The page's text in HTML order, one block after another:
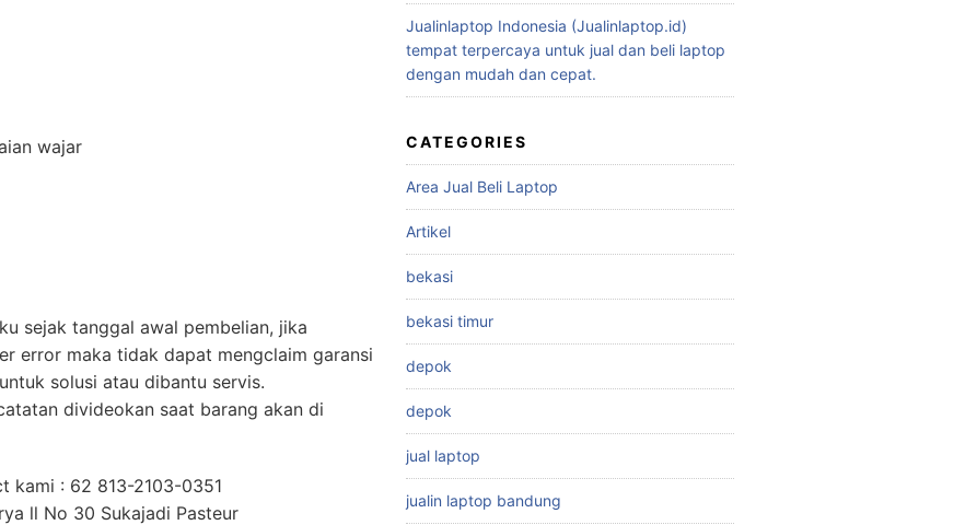
wajar
sejak tanggal awal pembelian, jika
error maka tidak dapat mengclaim garansi
solusi atau dibantu servis.
divideokan saat barang akan di
kami : 62 813-2103-0351
ll No 30 Sukajadi Pasteur
Jualinlaptop Indonesia (Jualinlaptop.id)
tempat terpercaya untuk jual dan beli laptop
dengan mudah dan cepat.
CATEGORIES
Area Jual Beli Laptop
Artikel
bekasi
bekasi timur
depok
depok
jual laptop
jualin laptop bandung